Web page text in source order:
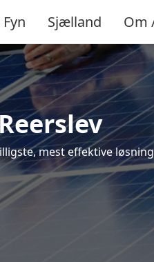
Fyn Sjælland Om
mest effektive